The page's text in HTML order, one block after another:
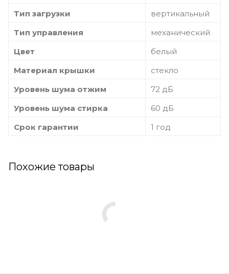
Тип загрузки
вертикальный
Тип управления
механический
Цвет
белый
Материал крышки
стекло
Уровень шума отжим
72 дБ
Уровень шума стирка
60 дБ
Срок гарантии
1 год
Похожие товары